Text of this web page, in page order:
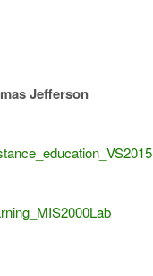
Jefferson